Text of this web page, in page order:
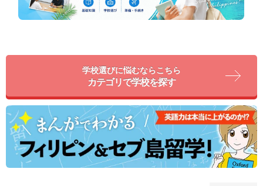
学校選びに悩むならこちら
カテゴリで学校を探す